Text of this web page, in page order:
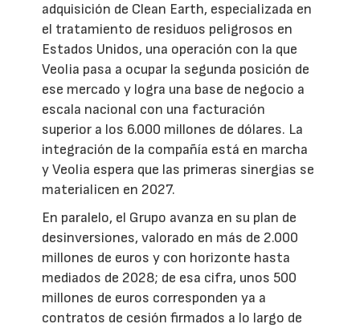
adquisición de Clean Earth, especializada en
el tratamiento de residuos peligrosos en
Estados Unidos, una operación con la que
Veolia pasa a ocupar la segunda posición de
ese mercado y logra una base de negocio a
escala nacional con una facturación
superior a los 6.000 millones de dólares. La
integración de la compañía está en marcha
y Veolia espera que las primeras sinergias se
materialicen en 2027.
En paralelo, el Grupo avanza en su plan de
desinversiones, valorado en más de 2.000
millones de euros y con horizonte hasta
mediados de 2028; de esa cifra, unos 500
millones de euros corresponden ya a
contratos de cesión firmados a lo largo de